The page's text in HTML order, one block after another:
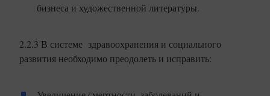
бизнеса и художественной литературы.
2.2.3 В системе здравоохранения и социального
развития необходимо преодолеть и исправить: